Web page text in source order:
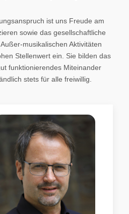
ist uns Freude am
sowie das gesellschaftliche
musikalischen Aktivitäten
Stellenwert ein. Sie bilden das
funktionierendes Miteinander
stets für alle freiwillig.